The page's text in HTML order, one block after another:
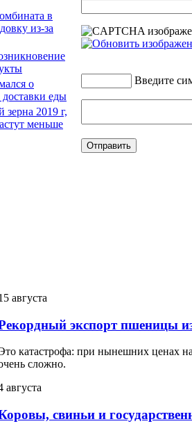
в
из-за
о
доставки еды
2019 г,
меньше
Введите
августа
экспорт пшеницы
катастрофа: при нынешних ценах
сложно.
августа
свиньи и